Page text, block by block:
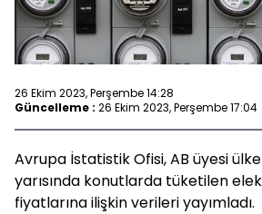
26 Ekim 2023, Perşembe 14:28
Güncelleme : 26 Ekim 2023, Perşembe 17:04
Avrupa İstatistik Ofisi, AB üyesi
yarısında konutlarda tüketilen
fiyatlarına ilişkin verileri yayımladı.